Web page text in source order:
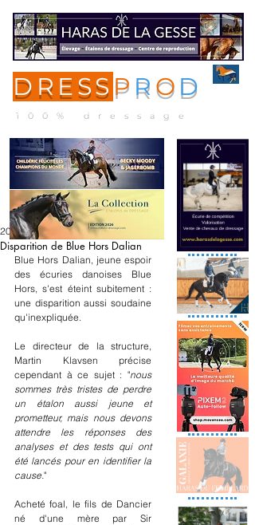
DRESS P R O D
100% dressage
Disparition de Blue Hors Dalian
20 mai 2020
Blue Hors Dalian, jeune espoir
des écuries danoises Blue
Hors, s'est éteint subitement :
une disparition aussi soudaine
qu'inexpliquée.
Le directeur de la structure,
Martin Klavsen précise
cependant à ce sujet : "nous
sommes très tristes de perdre
un étalon aussi jeune et
prometteur, mais nous devons
attendre les réponses des
analyses et des tests qui ont
été lancés pour en identifier la
cause."
Acheté foal, le fils de Dancier
né d'une mère par Sir